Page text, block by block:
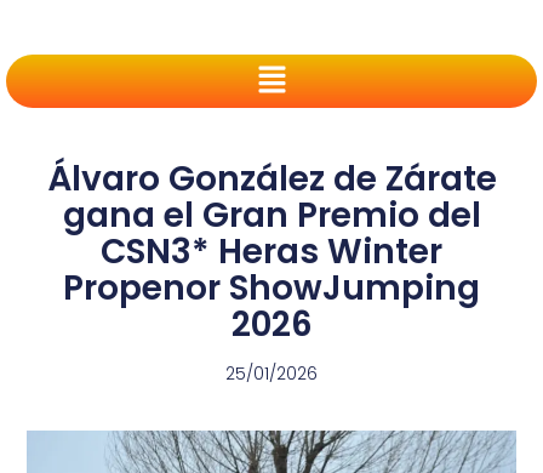
Álvaro González de Zárate
gana el Gran Premio del
CSN3* Heras Winter
Propenor ShowJumping
2026
25/01/2026